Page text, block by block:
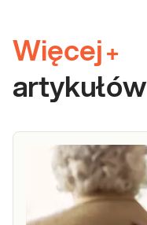
Więcej +
artykułów